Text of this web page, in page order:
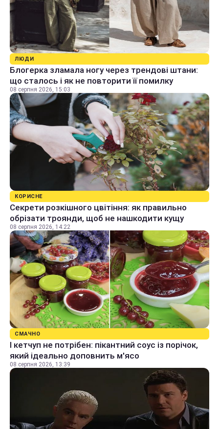
ЛЮДИ
Блогерка зламала ногу через трендові штани:
що сталось і як не повторити її помилку
08 серпня 2026, 15:03
КОРИСНЕ
Секрети розкішного цвітіння: як правильно
обрізати троянди, щоб не нашкодити кущу
08 серпня 2026, 14:22
СМАЧНО
І кетчуп не потрібен: пікантний соус із порічок,
який ідеально доповнить м'ясо
08 серпня 2026, 13:39